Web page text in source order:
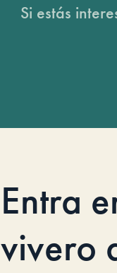
Si estás
Entra
vivero